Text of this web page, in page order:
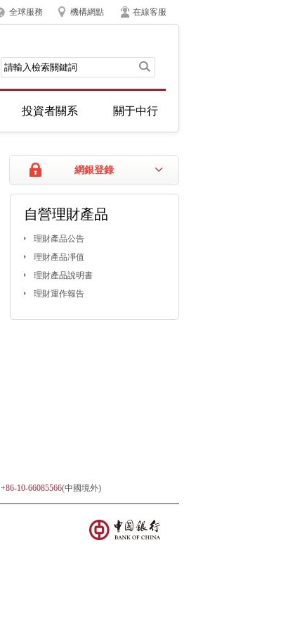
全球服務 機構網點 在線客服
投資者關系 關于中行
網銀登錄
自營理財產品
理財產品公告
理財產品凈值
理財產品說明書
理財運作報告
+86-10-66085566(中國境外)